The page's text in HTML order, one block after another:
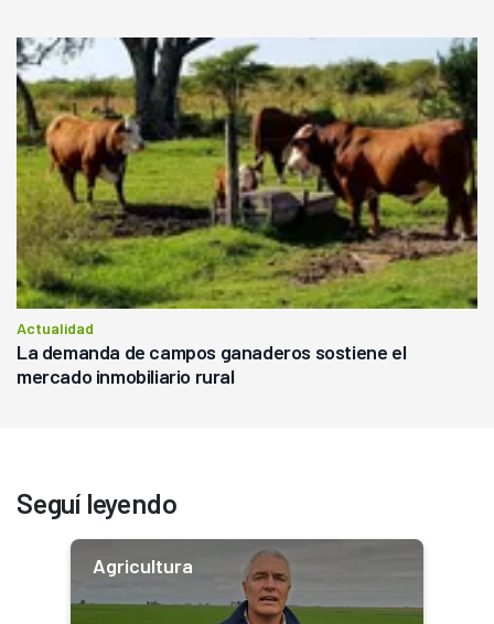
Actualidad
La demanda de campos ganaderos sostiene el
mercado inmobiliario rural
Seguí leyendo
Agricultura